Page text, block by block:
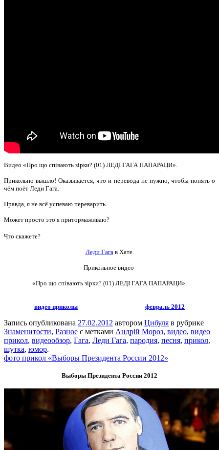
Видео «Про що співають зірки? (01) ЛЕДІ ГАГА ПАПАРАЦИ».
Прикольно вышло! Оказывается, что и перевода не нужно, чтобы понять о
чём поёт Леди Гага.
Правда, я не всё успеваю переварить.
Может просто это я притормаживаю?
Что скажете?
Леди Гагав Хате.
Прикольное видео
«Про що співають зірки? (01) ЛЕДІ ГАГА ПАПАРАЦИ».
видео приколы февраль 2012
Запись опубликована 27.02.2012 автором Цибуля в рубрике
Знаменитости, Разное с метками Андрій Мороз, видео, видео
прикол, видеообзор, Гага, Леди Гага, пародия, песня, прикол,
шутка, юмор.
фото прикол «Выборы Президента России 2012»
Выборы Президента России 2012